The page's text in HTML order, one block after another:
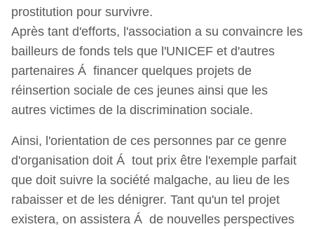
prostitution pour survivre.
Après tant d'efforts, l'association a su convaincre les
bailleurs de fonds tels que l'UNICEF et d'autres
partenaires Á financer quelques projets de
réinsertion sociale de ces jeunes ainsi que les
autres victimes de la discrimination sociale.
Ainsi, l'orientation de ces personnes par ce genre
d'organisation doit Á tout prix être l'exemple parfait
que doit suivre la société malgache, au lieu de les
rabaisser et de les dénigrer. Tant qu'un tel projet
existera, on assistera Á de nouvelles perspectives